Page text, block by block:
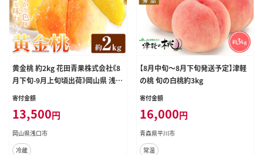
黄金桃 約2kg 花田青果株式会社《8
月下旬-9月上旬頃出荷》岡山県 浅口
市 黄桃 桃 もも 旬 フルーツ 果物
c2530_8c9a_25_13500_2kg---
寄付金額
13,500円
岡山県浅口市
冷蔵
【8月中旬～8月下旬発送予定】津軽
の桃 旬の白桃約3kg
寄付金額
16,000円
青森県平川市
常温